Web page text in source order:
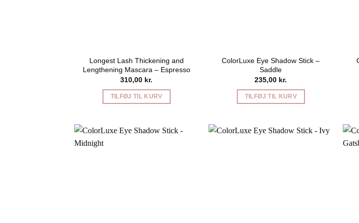
Longest Lash Thickening and
Lengthening Mascara – Espresso
310,00 kr.
TILFØJ TIL KURV
ColorLuxe Eye Shadow Stick –
Saddle
235,00 kr.
TILFØJ TIL KURV